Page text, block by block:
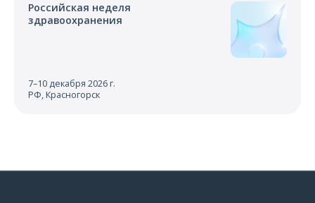
Российская неделя
здравоохранения
7–10 декабря 2026 г.
РФ, Красногорск